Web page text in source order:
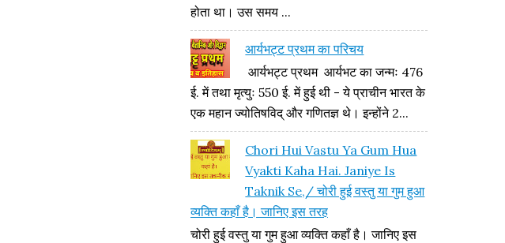
होता था। उस समय ...
आर्यभट्ट प्रथम का परिचय
आर्यभट्ट प्रथम आर्यभट का जन्मः 476
ई. में तथा मृत्युः 550 ई. में हुई थी - ये प्राचीन भारत के
एक महान ज्योतिषविद् और गणितज्ञ थे। इन्होंने 2...
Chori Hui Vastu Ya Gum Hua
Vyakti Kaha Hai. Janiye Is
Taknik Se,/ चोरी हुई वस्तु या गुम हुआ
व्यक्ति कहाँ है। जानिए इस तरह
चोरी हुई वस्तु या गुम हुआ व्यक्ति कहाँ है। जानिए इस